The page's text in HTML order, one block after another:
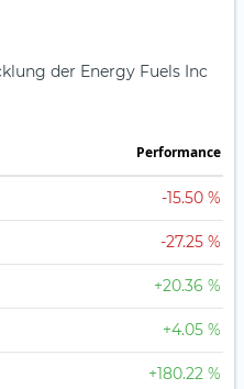
der Energy Fuels Inc
Perfor­mance
-15.50 %
-27.25 %
+20.36 %
+4.05 %
+180.22 %